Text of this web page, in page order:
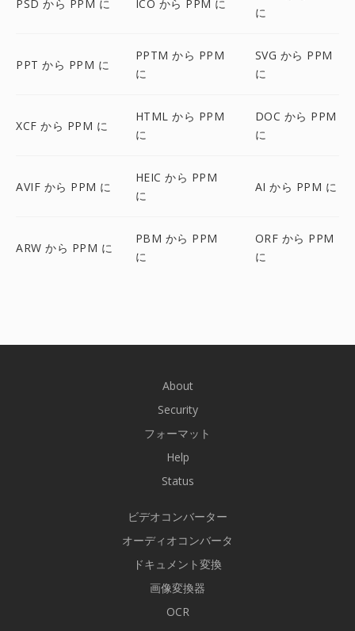
PSD から PPM に ICO から PPM に
に
PPT から PPM に
PPTM から PPM
に
SVG から PPM
に
XCF から PPM に
HTML から PPM
に
DOC から PPM
に
AVIF から PPM に
HEIC から PPM
に
AI から PPM に
ARW から PPM に
PBM から PPM
に
ORF から PPM
に
About
Security
フォーマット
Help
Status
ビデオコンバーター
オーディオコンバータ
ドキュメント変換
画像変換器
OCR